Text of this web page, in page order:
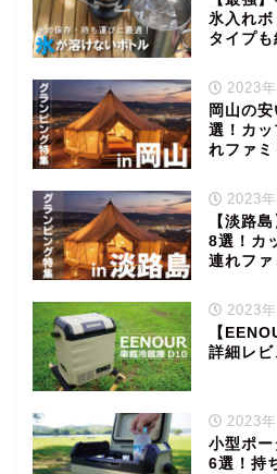
氷入れ
タイプも
2023
岡山の
選！カ
れファミ
2023
【淡路
8選！カ
連れファ
2023
【
詳細レビ
2023
小型ポ
6選！持